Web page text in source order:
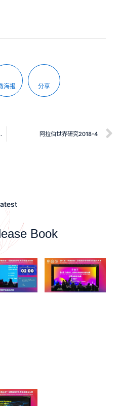
海报 分享
总决赛获奖教师教学风采 阿拉伯世界研究2018-4
Book